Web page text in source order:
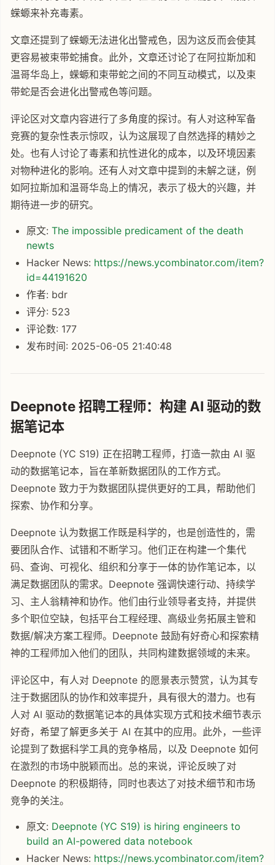
蝾螈来补充毒素。
文章还提到了蝾螈无法进化出警戒色，因为这反而会使其
更容易被束带蛇捕食。此外，文章还讨论了在阿拉斯加和
温哥华岛上，蝾螈和束带蛇之间的不同互动模式，以及束
带蛇是否会进化出警戒色等问题。
评论区对文章内容进行了多角度的探讨。有人对这种军备
竞赛的复杂性表示惊叹，认为这展现了自然选择的精妙之
处。也有人讨论了毒素和抗性进化的成本，以及环境因素
对物种进化的影响。还有人对文章中提到的未解之谜，例
如阿拉斯加和温哥华岛上的情况，表示了极大的兴趣，并
期待进一步的研究。
原文: The impossible predicament of the death
newts
Hacker News: https://news.ycombinator.com/item?
id=44191620
作者: bdr
评分: 523
评论数: 177
发布时间: 2025-06-05 21:40:48
Deepnote 招聘工程师：构建 AI 驱动的数
据笔记本
Deepnote (YC S19) 正在招聘工程师，打造一款由 AI 驱
动的数据笔记本，旨在革新数据团队的工作方式。
Deepnote 致力于为数据团队提供更好的工具，帮助他们
探索、协作和分享。
Deepnote 认为数据工作既是科学的，也是创造性的，需
要团队合作、试错和不断学习。他们正在构建一个集代
码、查询、可视化、组织和分享于一体的协作笔记本，以
满足数据团队的需求。Deepnote 强调快速行动、持续学
习、主人翁精神和协作。他们由行业领导者支持，并提供
多个职位空缺，包括平台工程经理、高级业务拓展主管和
数据/解决方案工程师。Deepnote 鼓励有好奇心和探索精
神的工程师加入他们的团队，共同构建数据领域的未来。
评论区中，有人对 Deepnote 的愿景表示赞赏，认为其专
注于数据团队的协作和效率提升，具有很大的潜力。也有
人对 AI 驱动的数据笔记本的具体实现方式和技术细节表示
好奇，希望了解更多关于 AI 在其中的应用。此外，一些评
论提到了数据科学工具的竞争格局，以及 Deepnote 如何
在激烈的市场中脱颖而出。总的来说，评论反映了对
Deepnote 的积极期待，同时也表达了对技术细节和市场
竞争的关注。
原文: Deepnote (YC S19) is hiring engineers to
build an AI-powered data notebook
Hacker News: https://news.ycombinator.com/item?